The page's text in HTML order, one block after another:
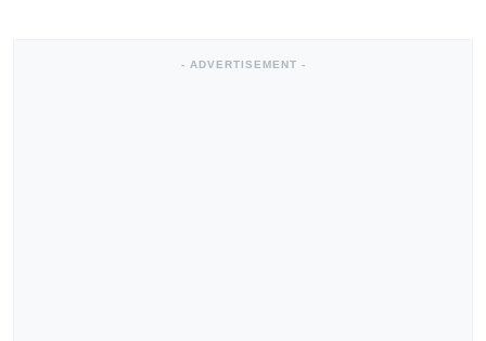
- ADVERTISEMENT -